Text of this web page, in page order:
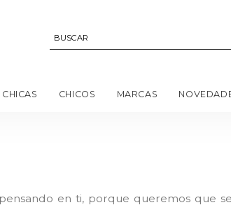
CHICAS CHICOS MARCAS
en ti, porque queremos